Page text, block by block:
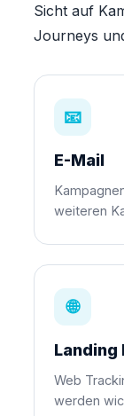
Sicht auf
Journeys
📧
E-Mail
weiteren
🌐
Landing
Web
werden